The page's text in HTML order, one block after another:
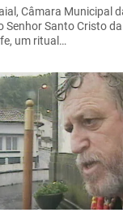
Câmara Municipal
Senhor Santo Cristo
um ritual…